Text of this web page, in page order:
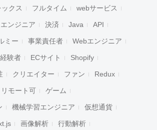
クス フルタイム webサービス
ンジニア 決済 Java API
ミー 事業責任者 Webエンジニア
経験者 ECサイト Shopify
クリエイター ファン Redux
リモート可 ゲーム
機械学習エンジニア 仮想通貨
画像解析 行動解析